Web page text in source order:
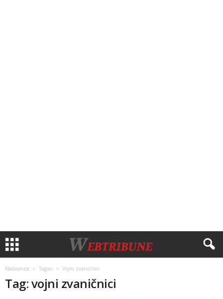
Naslovnica Tagovi Vojni zvaničnici
Tag: vojni zvaničnici